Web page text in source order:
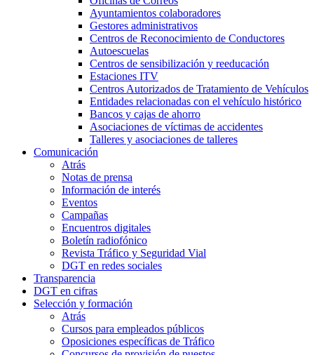
Ayuntamientos colaboradores
Gestores administrativos
Centros de Reconocimiento de Conductores
Autoescuelas
Centros de sensibilización y reeducación
Estaciones ITV
Centros Autorizados de Tratamiento de Vehículos
Entidades relacionadas con el vehículo histórico
Bancos y cajas de ahorro
Asociaciones de víctimas de accidentes
Talleres y asociaciones de talleres
Comunicación
Atrás
Notas de prensa
Información de interés
Eventos
Campañas
Encuentros digitales
Boletín radiofónico
Revista Tráfico y Seguridad Vial
DGT en redes sociales
Transparencia
DGT en cifras
Selección y formación
Atrás
Cursos para empleados públicos
Oposiciones específicas de Tráfico